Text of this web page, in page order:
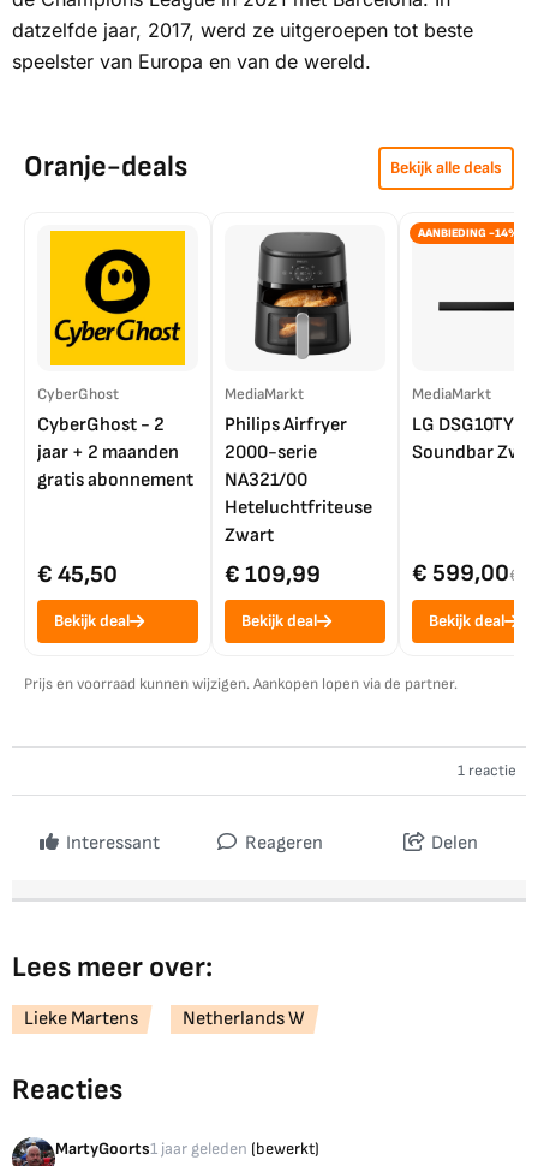
datzelfde jaar, 2017, werd ze uitgeroepen tot beste
speelster van Europa en van de wereld.
Oranje-deals Bekijk alle deals
CyberGhost
CyberGhost - 2
jaar + 2 maanden
gratis abonnement
€ 45,50
Bekijk deal
MediaMarkt
Philips Airfryer
2000-serie
NA321/00
Heteluchtfriteuse
Zwart
€ 109,99
Bekijk deal
AANBIEDING -14%
MediaMarkt
LG DSG10TY
Soundbar
€ 599,00€
Bekijk deal
Prijs en voorraad kunnen wijzigen. Aankopen lopen via de partner.
1 reactie
Interessant Reageren Delen
Lees meer over:
Lieke Martens Netherlands W
Reacties
MartyGoorts1 jaar geleden (bewerkt)